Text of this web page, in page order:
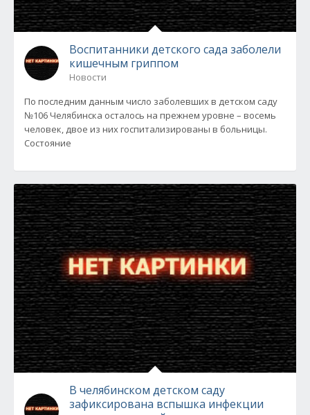
Воспитанники детского сада заболели
кишечным гриппом
Новости
По последним данным число заболевших в детском саду
№106 Челябинска осталось на прежнем уровне – восемь
человек, двое из них госпитализированы в больницы.
Состояние
В челябинском детском саду
зафиксирована вспышка инфекции